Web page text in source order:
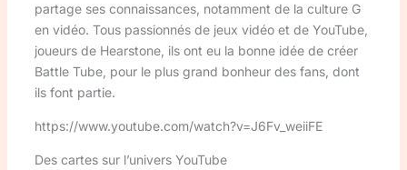
partage ses connaissances, notamment de la culture G
en vidéo. Tous passionnés de jeux vidéo et de YouTube,
joueurs de Hearstone, ils ont eu la bonne idée de créer
Battle Tube, pour le plus grand bonheur des fans, dont
ils font partie.
https://www.youtube.com/watch?v=J6Fv_weiiFE
Des cartes sur l’univers YouTube